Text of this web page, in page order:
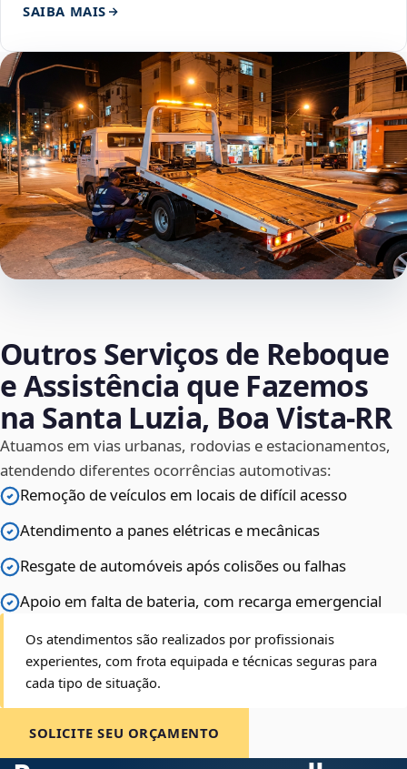
SAIBA MAIS
Outros Serviços de Reboque
e Assistência que Fazemos
na Santa Luzia, Boa Vista‑RR
Atuamos em vias urbanas, rodovias e estacionamentos,
atendendo diferentes ocorrências automotivas:
Remoção de veículos em locais de difícil acesso
Atendimento a panes elétricas e mecânicas
Resgate de automóveis após colisões ou falhas
Apoio em falta de bateria, com recarga emergencial
Os atendimentos são realizados por profissionais
experientes, com frota equipada e técnicas seguras para
cada tipo de situação.
SOLICITE SEU ORÇAMENTO